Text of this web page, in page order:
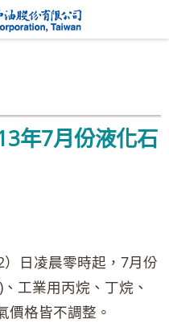
年7月份液化石
日凌晨零時起，7月份
工業用丙烷、丁烷、
價格皆不調整。